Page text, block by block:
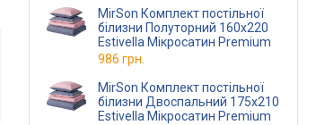
MirSon Комплект постільної
білизни Полуторний 160х220
Estivella Мікросатин Premium
986 грн.
MirSon Комплект постільної
білизни Двоспальний 175х210
Estivella Мікросатин Premium